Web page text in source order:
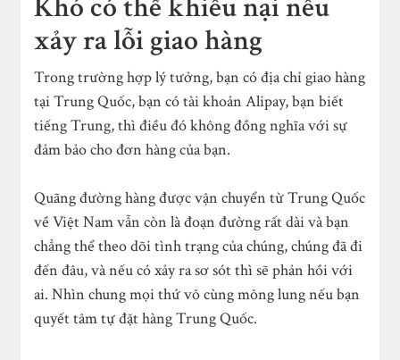
xảy ra lỗi giao hàng
Trong trường hợp lý tưởng, bạn có địa chỉ giao hàng
tại Trung Quốc, bạn có tài khoản Alipay, bạn biết
tiếng Trung, thì điều đó không đồng nghĩa với sự
đảm bảo cho đơn hàng của bạn.
Quãng đường hàng được vận chuyển từ Trung Quốc
về Việt Nam vẫn còn là đoạn đường rất dài và bạn
chẳng thể theo dõi tình trạng của chúng, chúng đã đi
đến đâu, và nếu có xảy ra sơ sót thì sẽ phản hồi với
ai. Nhìn chung mọi thứ vô cùng mông lung nếu bạn
quyết tâm tự đặt hàng Trung Quốc.